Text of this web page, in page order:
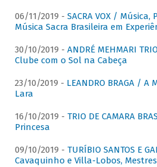
06/11/2019 - SACRA VOX /
Música Sacra Brasileira em
30/10/2019 - ANDRÉ MEHMARI
Clube com o Sol na Cabeça
23/10/2019 - LEANDRO BRAGA /
Lara
16/10/2019 - TRIO DE CAMARA
Princesa
09/10/2019 - TURÍBIO SANTOS E
Cavaquinho e Villa-Lobos,